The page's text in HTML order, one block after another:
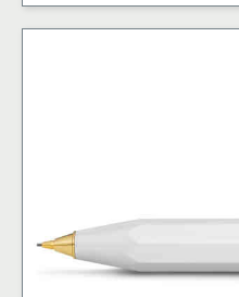
Grey
3.2